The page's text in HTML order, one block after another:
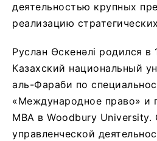
деятельностью крупных
реализацию
Руслан Өскенәлі родился в
Казахский национальный
аль-Фараби по
«Международное право» и
MBA в Woodbury
управленческой